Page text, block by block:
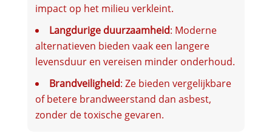
impact op het milieu verkleint.
Langdurige duurzaamheid: Moderne
alternatieven bieden vaak een langere
levensduur en vereisen minder onderhoud.
Brandveiligheid: Ze bieden vergelijkbare
of betere brandweerstand dan asbest,
zonder de toxische gevaren.